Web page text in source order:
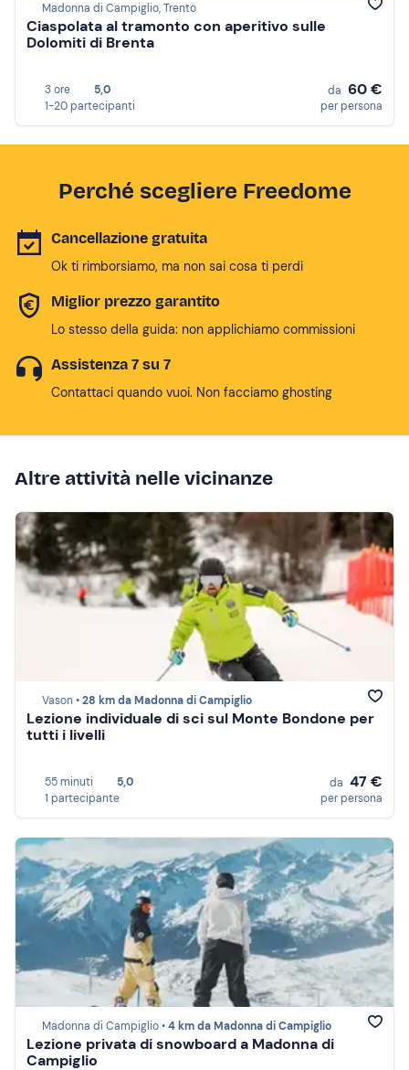
Madonna di Campiglio, Trento
Ciaspolata al tramonto con aperitivo sulle
Dolomiti di Brenta
3 ore
5,0
1-20 partecipanti
da 60 €
per persona
Perché scegliere Freedome
Cancellazione gratuita
Ok ti rimborsiamo, ma non sai cosa ti perdi
Miglior prezzo garantito
Lo stesso della guida: non applichiamo commissioni
Assistenza 7 su 7
Contattaci quando vuoi. Non facciamo ghosting
Altre attività nelle vicinanze
Vason •28 km da Madonna di Campiglio
Lezione individuale di sci sul Monte Bondone per
tutti i livelli
55 minuti
5,0
1 partecipante
da 47 €
per persona
Madonna di Campiglio •4 km da Madonna di Campiglio
Lezione privata di snowboard a Madonna di
Campiglio